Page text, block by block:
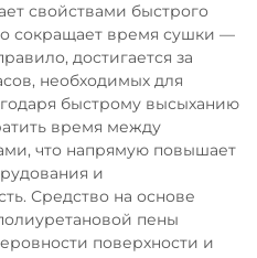
свойствами быстрого
сокращает время сушки —
достигается за
необходимых для
быстрому высыханию
время между
что напрямую повышает
и
Средство на основе
пены
поверхности и